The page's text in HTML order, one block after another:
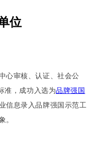
位
心审核、认证、社会公
准， 成功入选为品牌强国
信息录入品牌强国示范工
。